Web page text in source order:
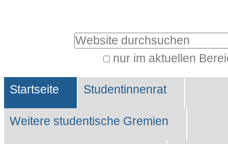
Website durchsuchen
nur im aktuellen
Suche…
Sektionen
Startseite Studentinnenrat
Weitere studentische Gremien